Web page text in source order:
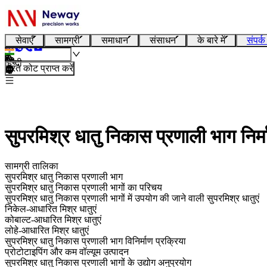
सेवाएँ सामग्री समाधान संसाधन के बारे में
हिन्दी
तुरंत कोट प्राप्त करें
सुपरमिश्र धातु निकास प्रणाली भाग
सामग्री तालिका
सुपरमिश्र धातु निकास प्रणाली भाग
सुपरमिश्र धातु निकास प्रणाली भागों का परिचय
सुपरमिश्र धातु निकास प्रणाली भागों में उपयोग की जाने वाली सुपरमिश्र धातुएं
निकेल-आधारित मिश्र धातुएं
कोबाल्ट-आधारित मिश्र धातुएं
लोहे-आधारित मिश्र धातुएं
सुपरमिश्र धातु निकास प्रणाली भाग विनिर्माण प्रक्रिया
प्रोटोटाइपिंग और कम वॉल्यूम उत्पादन
सुपरमिश्र धातु निकास प्रणाली भागों के उद्योग अनुप्रयोग